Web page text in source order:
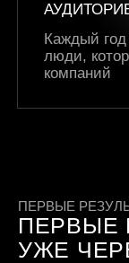
Каждый
люди,
компаний
ПЕРВЫЕ
ПЕРВЫЕ
УЖЕ